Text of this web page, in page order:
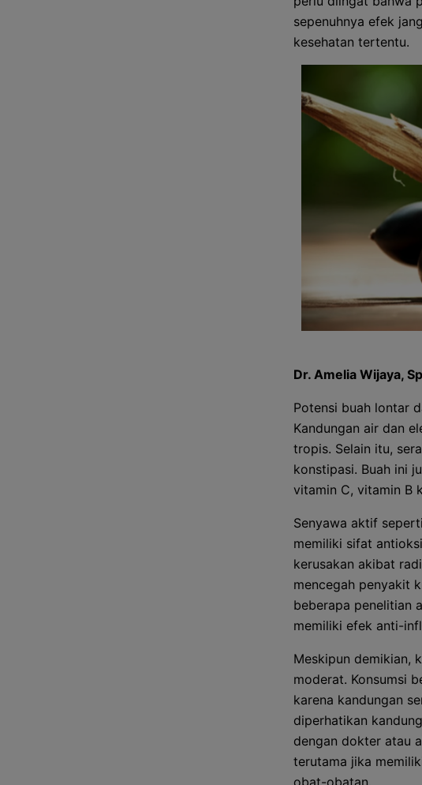
sepenuhnya efek
kesehatan tertentu.
Dr. Amelia Wijaya,
Potensi buah lontar
Kandungan air dan
tropis. Selain itu,
konstipasi. Buah ini
vitamin C, vitamin B
Senyawa aktif
memiliki sifat
kerusakan akibat
mencegah penyakit
beberapa penelitian
memiliki efek anti-
Meskipun demikian,
moderat. Konsumsi
karena kandungan
diperhatikan
dengan dokter atau
terutama jika